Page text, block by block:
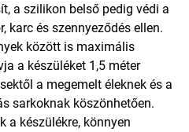
a szilikon belső pedig védi a
karc és szennyeződés ellen.
között is maximális
a készüléket 1,5 méter
a megemelt éleknek és a
sarkoknak köszönhetően.
a készülékre, könnyen